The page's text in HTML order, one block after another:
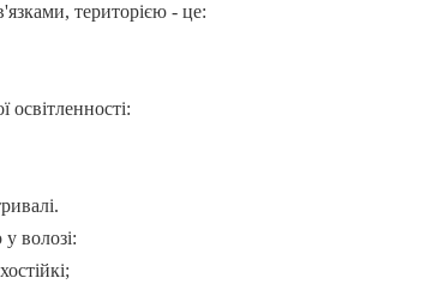
територією - це:
волозі: